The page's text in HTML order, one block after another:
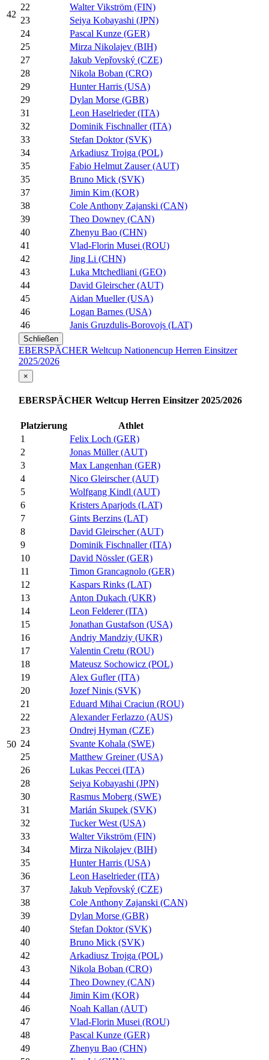
42
22
Walter Vikström (FIN)
23
Seiya Kobayashi (JPN)
24
Pascal Kunze (GER)
25
Mirza Nikolajev (BIH)
27
Jakub Vepřovský (CZE)
28
Nikola Boban (CRO)
29
Hunter Harris (USA)
29
Dylan Morse (GBR)
31
Leon Haselrieder (ITA)
32
Dominik Fischnaller (ITA)
33
Stefan Doktor (SVK)
34
Arkadiusz Trojga (POL)
35
Fabio Helmut Zauser (AUT)
35
Bruno Mick (SVK)
37
Jimin Kim (KOR)
38
Cole Anthony Zajanski (CAN)
39
Theo Downey (CAN)
40
Zhenyu Bao (CHN)
41
Vlad-Florin Musei (ROU)
42
Jing Li (CHN)
43
Luka Mtchedliani (GEO)
44
David Gleirscher (AUT)
45
Aidan Mueller (USA)
46
Logan Barnes (USA)
46
Janis Gruzdulis-Borovojs (LAT)
Schließen
EBERSPÄCHER Weltcup Nationencup Herren Einsitzer
2025/2026
50
×
EBERSPÄCHER Weltcup Herren Einsitzer 2025/2026
Platzierung
Athlet
1
Felix Loch (GER)
2
Jonas Müller (AUT)
3
Max Langenhan (GER)
4
Nico Gleirscher (AUT)
5
Wolfgang Kindl (AUT)
6
Kristers Aparjods (LAT)
7
Gints Berzins (LAT)
8
David Gleirscher (AUT)
9
Dominik Fischnaller (ITA)
10
David Nössler (GER)
11
Timon Grancagnolo (GER)
12
Kaspars Rinks (LAT)
13
Anton Dukach (UKR)
14
Leon Felderer (ITA)
15
Jonathan Gustafson (USA)
16
Andriy Mandziy (UKR)
17
Valentin Cretu (ROU)
18
Mateusz Sochowicz (POL)
19
Alex Gufler (ITA)
20
Jozef Ninis (SVK)
21
Eduard Mihai Craciun (ROU)
22
Alexander Ferlazzo (AUS)
23
Ondrej Hyman (CZE)
24
Svante Kohala (SWE)
25
Matthew Greiner (USA)
26
Lukas Peccei (ITA)
28
Seiya Kobayashi (JPN)
30
Rasmus Moberg (SWE)
31
Marián Skupek (SVK)
32
Tucker West (USA)
33
Walter Vikström (FIN)
34
Mirza Nikolajev (BIH)
35
Hunter Harris (USA)
36
Leon Haselrieder (ITA)
37
Jakub Vepřovský (CZE)
38
Cole Anthony Zajanski (CAN)
39
Dylan Morse (GBR)
40
Stefan Doktor (SVK)
40
Bruno Mick (SVK)
42
Arkadiusz Trojga (POL)
43
Nikola Boban (CRO)
44
Theo Downey (CAN)
44
Jimin Kim (KOR)
46
Noah Kallan (AUT)
47
Vlad-Florin Musei (ROU)
48
Pascal Kunze (GER)
49
Zhenyu Bao (CHN)